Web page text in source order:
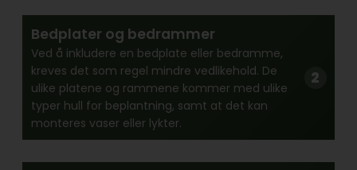
Bedplater og bedrammer
Ved å inkludere en bedplate eller bedramme,
kreves det som regel mindre vedlikehold. De
ulike platene og rammene kommer med ulike
typer hull for beplantning, samt at det kan
monteres vaser eller lykter.